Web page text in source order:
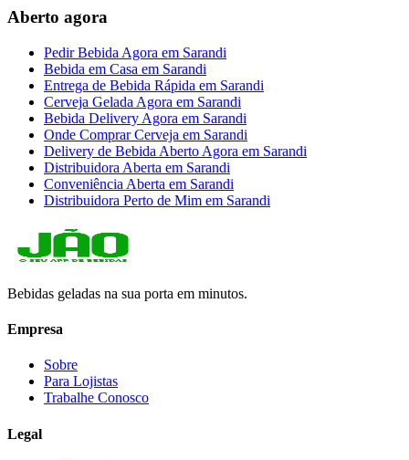
Aberto agora
Pedir Bebida Agora em Sarandi
Bebida em Casa em Sarandi
Entrega de Bebida Rápida em Sarandi
Cerveja Gelada Agora em Sarandi
Bebida Delivery Agora em Sarandi
Onde Comprar Cerveja em Sarandi
Delivery de Bebida Aberto Agora em Sarandi
Distribuidora Aberta em Sarandi
Conveniência Aberta em Sarandi
Distribuidora Perto de Mim em Sarandi
Bebidas geladas na sua porta em minutos.
Empresa
Sobre
Para Lojistas
Trabalhe Conosco
Legal